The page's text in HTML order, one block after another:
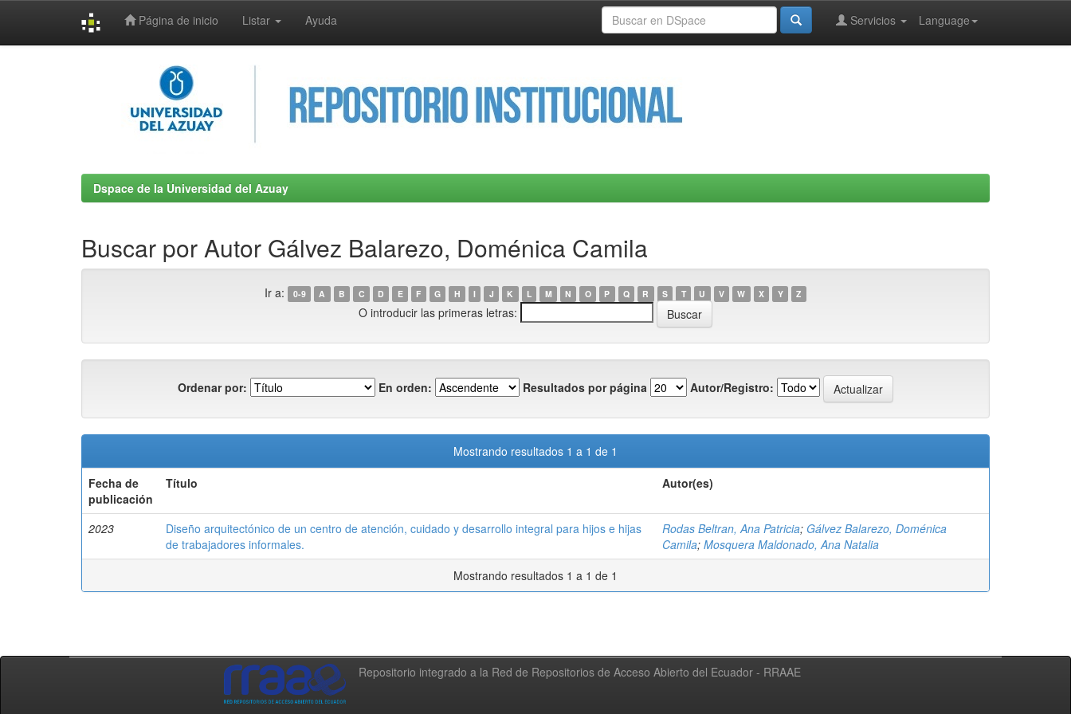
Página de inicio Listar Ayuda Language
Servicios
Dspace de la Universidad del Azuay
Buscar por Autor Gálvez Balarezo, Doménica Camila
Ir a: 0-9 A B C D E F G H I J K L M N O P Q R S T U V W X Y Z
O introducir las primeras letras:
Ordenar por: En orden: Resultados por página Autor/Registro:
Mostrando resultados 1 a 1 de 1
Fecha de
publicación
Título Autor(es)
2023
Diseño arquitectónico de un centro de atención, cuidado y desarrollo integral para hijos e hijas
de trabajadores informales.
Rodas Beltran, Ana Patricia; Gálvez Balarezo, Doménica
Camila; Mosquera Maldonado, Ana Natalia
Mostrando resultados 1 a 1 de 1
Repositorio integrado a la Red de Repositorios de Acceso Abierto del Ecuador - RRAAE